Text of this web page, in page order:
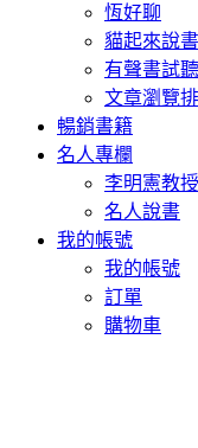
恆好聊
貓起來說書
有聲書試聽
文章瀏覽
暢銷書籍
名人專欄
李明憲教
名人說書
我的帳號
我的帳號
訂單
購物車